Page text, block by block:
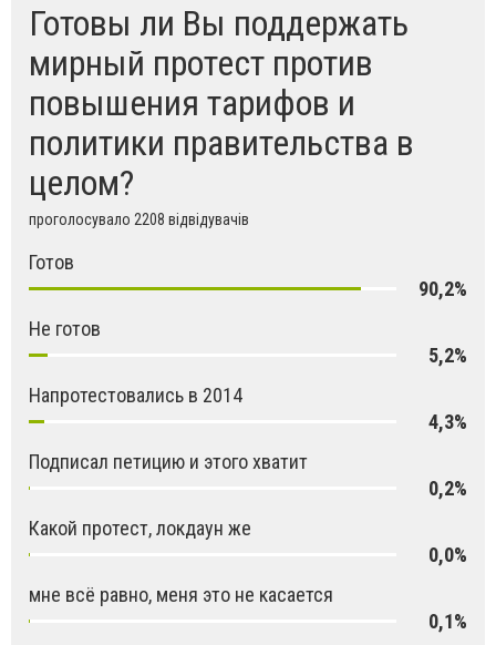
Готовы ли Вы поддержать
мирный протест против
повышения тарифов и
политики правительства в
целом?
проголосувало 2208 відвідувачів
Готов
90,2%
Не готов
5,2%
Напротестовались в 2014
4,3%
Подписал петицию и этого хватит
0,2%
Какой протест, локдаун же
0,0%
мне всё равно, меня это не касается
0,1%